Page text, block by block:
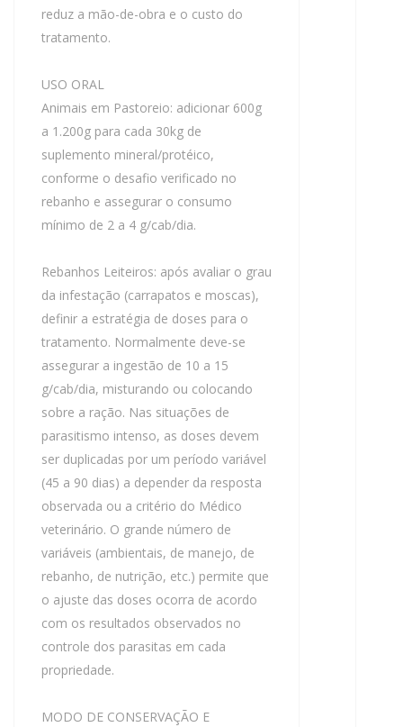
reduz a mão-de-obra e o custo do
tratamento.
USO ORAL
Animais em Pastoreio: adicionar 600g
a 1.200g para cada 30kg de
suplemento mineral/protéico,
conforme o desafio verificado no
rebanho e assegurar o consumo
mínimo de 2 a 4 g/cab/dia.
Rebanhos Leiteiros: após avaliar o grau
da infestação (carrapatos e moscas),
definir a estratégia de doses para o
tratamento. Normalmente deve-se
assegurar a ingestão de 10 a 15
g/cab/dia, misturando ou colocando
sobre a ração. Nas situações de
parasitismo intenso, as doses devem
ser duplicadas por um período variável
(45 a 90 dias) a depender da resposta
observada ou a critério do Médico
veterinário. O grande número de
variáveis (ambientais, de manejo, de
rebanho, de nutrição, etc.) permite que
o ajuste das doses ocorra de acordo
com os resultados observados no
controle dos parasitas em cada
propriedade.
MODO DE CONSERVAÇÃO E